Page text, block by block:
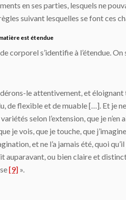
en ses parties, lesquels ne
suivant lesquelles se font ces
matière est étendue
corporel s’identifie à l’étendue.
le attentivement, et éloignant
de flexible et de muable […]. Et je
selon l’extension, que je
je vois, que je touche, que
et ne l’a jamais été, quoi
auparavant, ou bien claire et
[9] ».